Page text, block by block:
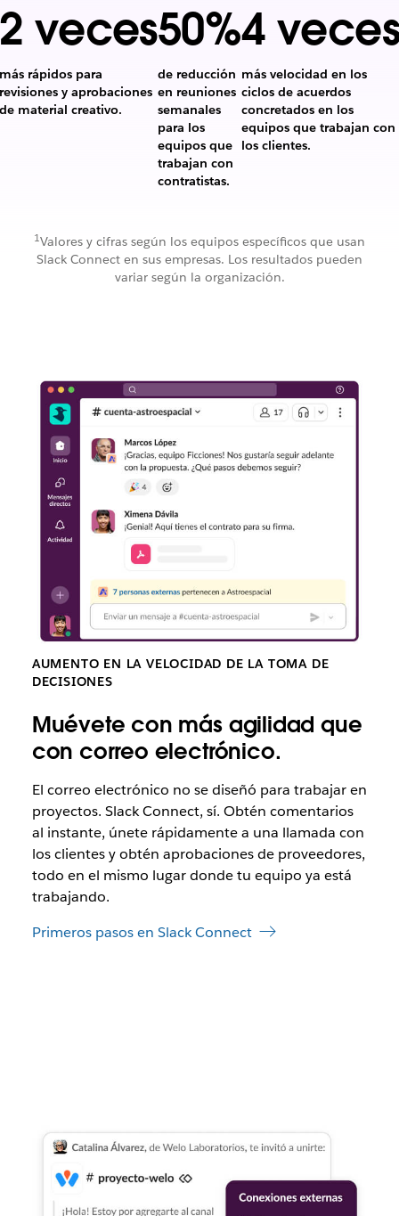
veces
rápidos para
y aprobaciones
material creativo.Tiempos
respuesta
revisiones
y
aprobaciones
50%
de reducción
en reuniones
semanales
para los
equipos que
trabajan con
contratistas.50%
reuniones
semanales
para
contratistas.
4
más velocidad en los
ciclos de acuerdos
concretados en los
equipos que trabajan con
los clientes.
de
acuerdos
los
1Valores y cifras según los equipos específicos que usan
Slack Connect en sus empresas. Los resultados pueden
variar según la organización.
AUMENTO EN LA VELOCIDAD DE LA TOMA DE
DECISIONES
Muévete con más agilidad que
con correo electrónico.
El correo electrónico no se diseñó para trabajar en
proyectos. Slack Connect, sí. Obtén comentarios
al instante, únete rápidamente a una llamada con
los clientes y obtén aprobaciones de proveedores,
todo en el mismo lugar donde tu equipo ya está
trabajando.
Primeros pasos en Slack Connect